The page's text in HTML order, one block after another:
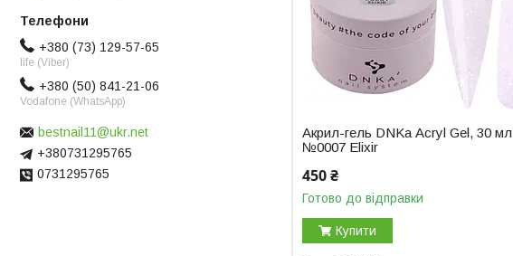
Акрил-гель DNKa Аcryl Gel, 30 мл
№0007 Elixir
450 ₴
Готово до відправки
Купити
+380 (73) 129-57-65
life (Viber)
+380 (50) 841-21-06
Vodafone (WhatsApp)
bestnail11@ukr.net
+380731295765
0731295765